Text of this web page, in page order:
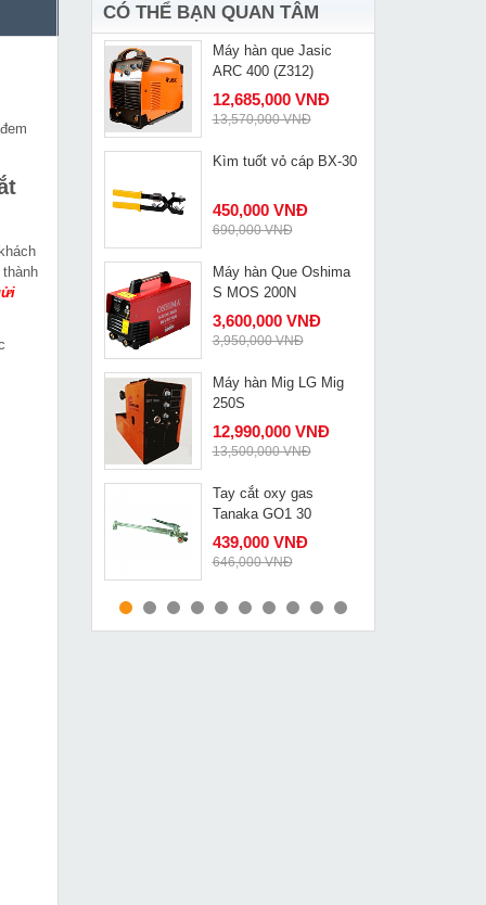
CÓ THỂ BẠN QUAN TÂM
MUA NGAY
2,835,000 VNĐ
MUA NGAY
Máy hàn que Jasic
ARC 400 (Z312)
12,685,000 VNĐ
13,570,000 VNĐ
MUA NGAY
Kìm tuốt vỏ cáp BX-30
450,000 VNĐ
690,000 VNĐ
MUA NGAY
Máy hàn Que Oshima
S MOS 200N
3,600,000 VNĐ
3,950,000 VNĐ
MUA NGAY
Máy hàn Mig LG Mig
250S
12,990,000 VNĐ
13,500,000 VNĐ
MUA NGAY
Tay cắt oxy gas
Tanaka GO1 30
439,000 VNĐ
646,000 VNĐ
Máy lăn sơn tường